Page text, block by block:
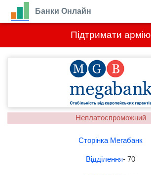
Підтримати армію
Банки Онлайн
Неплатоспроможний
Сторінка Мегабанк
Відділення- 70